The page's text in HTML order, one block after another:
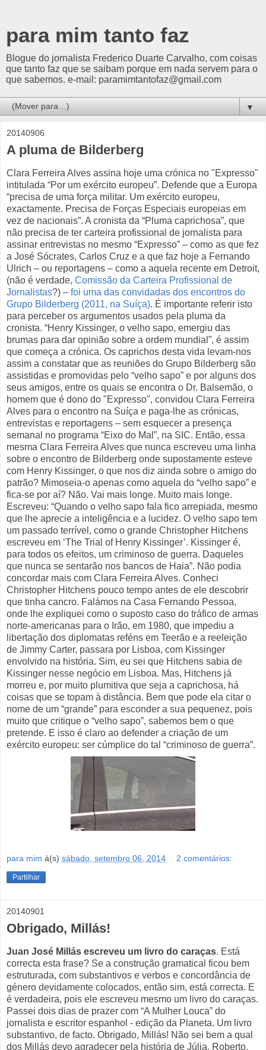
para mim tanto faz
Blogue do jornalista Frederico Duarte Carvalho, com coisas
que tanto faz que se saibam porque em nada servem para o
que sabemos. e-mail: paramimtantofaz@gmail.com
▼
20140906
A pluma de Bilderberg
Clara Ferreira Alves assina hoje uma crónica no "Expresso"
intitulada “Por um exército europeu”. Defende que a Europa
“precisa de uma força militar. Um exército europeu,
exactamente. Precisa de Forças Especiais europeias em
vez de nacionais”. A cronista da “Pluma caprichosa”, que
não precisa de ter carteira profissional de jornalista para
assinar entrevistas no mesmo “Expresso” – como as que fez
a José Sócrates, Carlos Cruz e a que faz hoje a Fernando
Ulrich – ou reportagens – como a aquela recente em Detroit,
(não é verdade, Comissão da Carteira Profissional de
Jornalistas?) – foi uma das convidadas dos encontros do
Grupo Bilderberg (2011, na Suíça). É importante referir isto
para perceber os argumentos usados pela pluma da
cronista. “Henry Kissinger, o velho sapo, emergiu das
brumas para dar opinião sobre a ordem mundial”, é assim
que começa a crónica. Os caprichos desta vida levam-nos
assim a constatar que as reuniões do Grupo Bilderberg são
assistidas e promovidas pelo “velho sapo” e por alguns dos
seus amigos, entre os quais se encontra o Dr. Balsemão, o
homem que é dono do "Expresso", convidou Clara Ferreira
Alves para o encontro na Suíça e paga-lhe as crónicas,
entrevistas e reportagens – sem esquecer a presença
semanal no programa “Eixo do Mal”, na SIC. Então, essa
mesma Clara Ferreira Alves que nunca escreveu uma linha
sobre o encontro de Bilderberg onde supostamente esteve
com Henry Kissinger, o que nos diz ainda sobre o amigo do
patrão? Mimoseia-o apenas como aquela do “velho sapo” e
fica-se por aí? Não. Vai mais longe. Muito mais longe.
Escreveu: “Quando o velho sapo fala fico arrepiada, mesmo
que lhe aprecie a inteligência e a lucidez. O velho sapo tem
um passado terrível, como o grande Christopher Hitchens
escreveu em ‘The Trial of Henry Kissinger’. Kissinger é,
para todos os efeitos, um criminoso de guerra. Daqueles
que nunca se sentarão nos bancos de Haia”. Não podia
concordar mais com Clara Ferreira Alves. Conheci
Christopher Hitchens pouco tempo antes de ele descobrir
que tinha cancro. Falámos na Casa Fernando Pessoa,
onde lhe expliquei como o suposto caso do tráfico de armas
norte-americanas para o Irão, em 1980, que impediu a
libertação dos diplomatas reféns em Teerão e a reeleição
de Jimmy Carter, passara por Lisboa, com Kissinger
envolvido na história. Sim, eu sei que Hitchens sabia de
Kissinger nesse negócio em Lisboa. Mas, Hitchens já
morreu e, por muito plumitiva que seja a caprichosa, há
coisas que se topam à distância. Bem que pode ela citar o
nome de um “grande” para esconder a sua pequenez, pois
muito que critique o “velho sapo”, sabemos bem o que
pretende. E isso é claro ao defender a criação de um
exército europeu: ser cúmplice do tal “criminoso de guerra”.
para mim à(s) sábado, setembro 06, 2014 2 comentários:
Partilhar
20140901
Obrigado, Millás!
Juan José Millás escreveu um livro do caraças. Está
correcta esta frase? Se a construção gramatical ficou bem
estruturada, com substantivos e verbos e concordância de
género devidamente colocados, então sim, está correcta. E
é verdadeira, pois ele escreveu mesmo um livro do caraças.
Passei dois dias de prazer com “A Mulher Louca” do
jornalista e escritor espanhol - edição da Planeta. Um livro
substantivo, de facto. Obrigado, Millás! Não sei bem a qual
dos Millás devo agradecer pela história de Júlia, Roberto,